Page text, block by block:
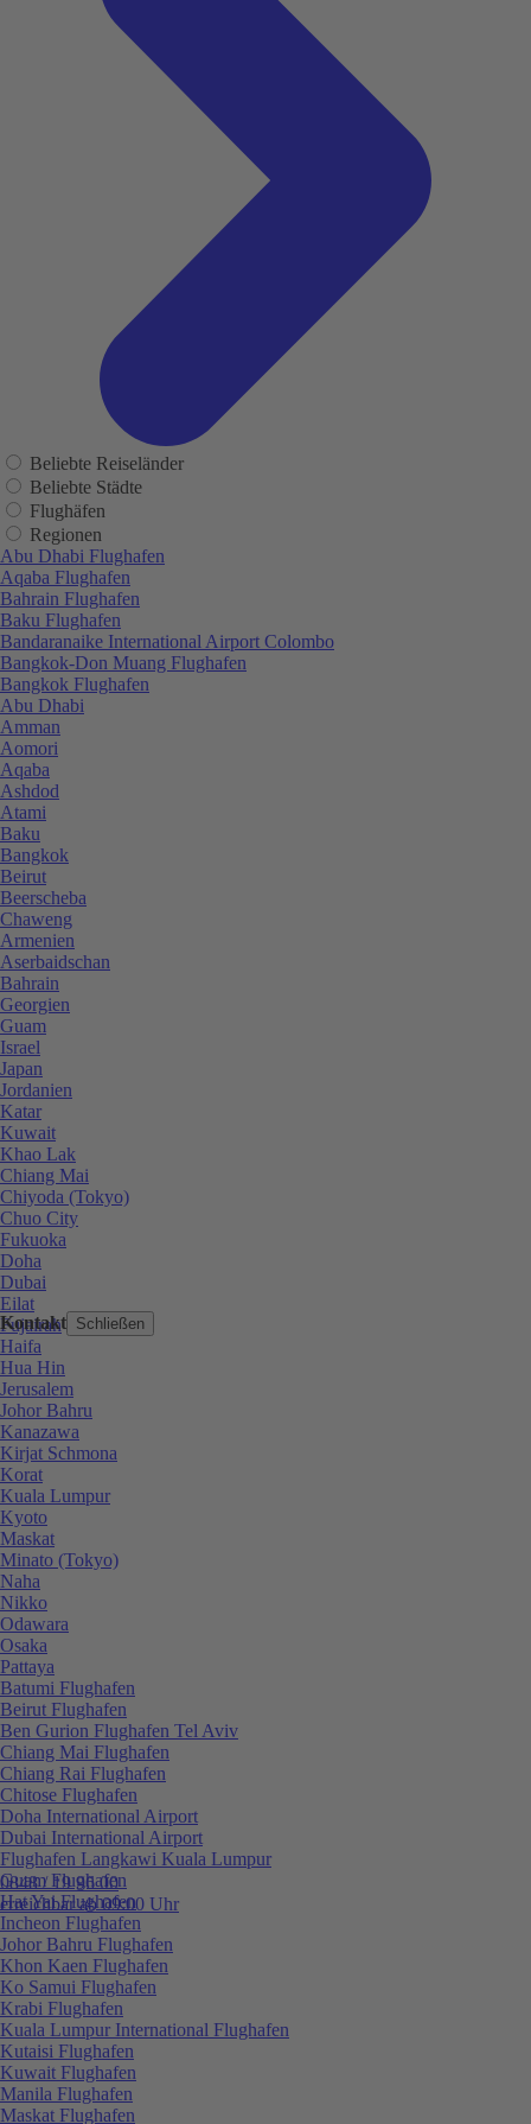
Kontakt Schließen
0848 / 19 96 00
erreichbar ab 09:00 Uhr
Beliebte Reiseländer
Beliebte Städte
Flughäfen
Regionen
Abu Dhabi Flughafen
Aqaba Flughafen
Bahrain Flughafen
Baku Flughafen
Bandaranaike International Airport Colombo
Bangkok-Don Muang Flughafen
Bangkok Flughafen
Abu Dhabi
Amman
Aomori
Aqaba
Ashdod
Atami
Baku
Bangkok
Beirut
Beerscheba
Chaweng
Armenien
Aserbaidschan
Bahrain
Georgien
Guam
Israel
Japan
Jordanien
Katar
Kuwait
Khao Lak
Chiang Mai
Chiyoda (Tokyo)
Chuo City
Fukuoka
Doha
Dubai
Eilat
Fujairah
Haifa
Hua Hin
Jerusalem
Johor Bahru
Kanazawa
Kirjat Schmona
Korat
Kuala Lumpur
Kyoto
Maskat
Minato (Tokyo)
Naha
Nikko
Odawara
Osaka
Pattaya
Batumi Flughafen
Beirut Flughafen
Ben Gurion Flughafen Tel Aviv
Chiang Mai Flughafen
Chiang Rai Flughafen
Chitose Flughafen
Doha International Airport
Dubai International Airport
Flughafen Langkawi Kuala Lumpur
Guam Flughafen
Hat Yai Flughafen
Incheon Flughafen
Johor Bahru Flughafen
Khon Kaen Flughafen
Ko Samui Flughafen
Krabi Flughafen
Kuala Lumpur International Flughafen
Kutaisi Flughafen
Kuwait Flughafen
Manila Flughafen
Maskat Flughafen